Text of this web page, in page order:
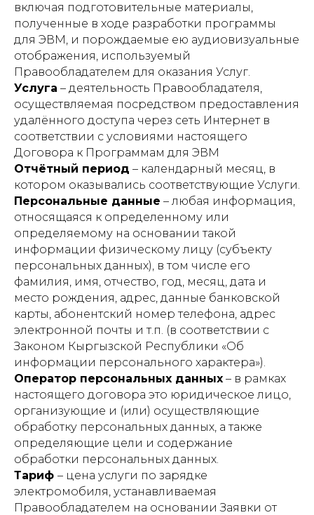
включая подготовительные материалы,
полученные в ходе разработки программы
для ЭВМ, и порождаемые ею аудиовизуальные
отображения, используемый
Правообладателем для оказания Услуг.
Услуга – деятельность Правообладателя,
осуществляемая посредством предоставления
удалённого доступа через сеть Интернет в
соответствии с условиями настоящего
Договора к Программам для ЭВМ
Отчётный период – календарный месяц, в
котором оказывались соответствующие Услуги.
Персональные данные – любая информация,
относящаяся к определенному или
определяемому на основании такой
информации физическому лицу (субъекту
персональных данных), в том числе его
фамилия, имя, отчество, год, месяц, дата и
место рождения, адрес, данные банковской
карты, абонентский номер телефона, адрес
электронной почты и т.п. (в соответствии с
Законом Кыргызской Республики «Об
информации персонального характера»).
Оператор персональных данных – в рамках
настоящего договора это юридическое лицо,
организующие и (или) осуществляющие
обработку персональных данных, а также
определяющие цели и содержание
обработки персональных данных.
Тариф – цена услуги по зарядке
электромобиля, устанавливаемая
Правообладателем на основании Заявки от